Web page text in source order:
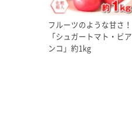
フルーツのような甘さ！
「シュガートマト・ビア
ンコ」約1kg